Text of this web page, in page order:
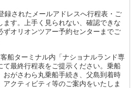
録されたメールアドレスへ行程表・ご
ます。上手く見られない、確認できな
ずオリオンツアー予約センターまでご
船ターミナル内「ナショナルランド専
て最終行程表をご提示ください。乗船
おがさわら丸乗船手続き、父島到着時
アクティビティ等のご案内をいたしま